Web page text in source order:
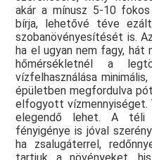
akár a mínusz 5-10
bírja, lehetővé téve
szobanövényesítését is.
ha el ugyan nem fagy, hát
hőmérsékletnél a
vízfelhasználása
épületben megfordulva
elfogyott vízmennyiséget.
elegendő lehet. A téli
fényigénye is jóval
ha zsalugáterrel,